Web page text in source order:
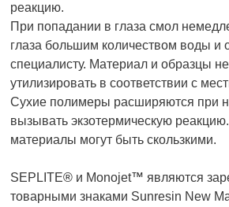
реакцию.
При попадании в глаза смол
глаза большим количеством воды и
специалисту. Материал и образцы
утилизировать в соответствии с
Сухие полимеры расширяются при
вызывать экзотермическую
материалы могут быть скользкими.
SEPLITE® и Monojet™ являются
товарными знаками Sunresin New